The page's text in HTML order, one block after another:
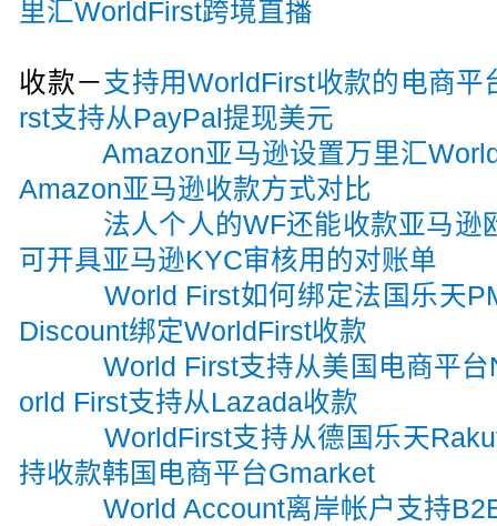
里汇WorldFirst跨境直播
收款－支持用WorldFirst收款的电商平
rst支持从PayPal提现美元
Amazon亚马逊设置万里汇
Amazon亚马逊收款方式对比
法人个人的WF还能收款亚马逊
可开具亚马逊KYC审核用的对账单
World First如何绑定法国乐天
Discount绑定WorldFirst收款
World First支持从美国电商平
orld First支持从Lazada收款
WorldFirst支持从德国乐天
持收款韩国电商平台Gmarket
World Account离岸帐户支持